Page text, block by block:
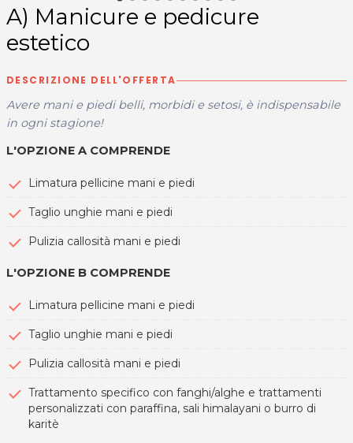
A) Manicure e pedicure
estetico
DESCRIZIONE DELL'OFFERTA
Avere mani e piedi belli, morbidi e setosi, è indispensabile
in ogni stagione!
L'OPZIONE A COMPRENDE
Limatura pellicine mani e piedi
Taglio unghie mani e piedi
Pulizia callosità mani e piedi
L'OPZIONE B COMPRENDE
Limatura pellicine mani e piedi
Taglio unghie mani e piedi
Pulizia callosità mani e piedi
Trattamento specifico con fanghi/alghe e trattamenti
personalizzati con paraffina, sali himalayani o burro di
karitè